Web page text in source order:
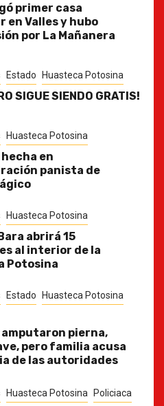
primer casa
en Valles y hubo
por La Mañanera
Estado Huasteca Potosina
SIGUE SIENDO GRATIS!
Huasteca Potosina
en
panista de
Huasteca Potosina
abrirá 15
al interior de la
Potosina
Estado
Huasteca Potosina
amputaron pierna,
pero familia acusa
de las autoridades
Huasteca Potosina Policiaca